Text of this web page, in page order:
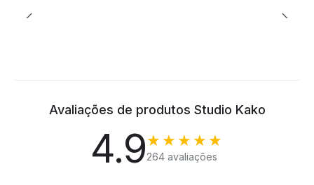
Avaliações de produtos Studio Kako
4.9★★★★★
264 avaliações